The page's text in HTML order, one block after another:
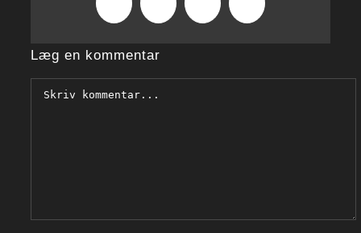
Pinterest Xing
mail
Læg en kommentar
Comment